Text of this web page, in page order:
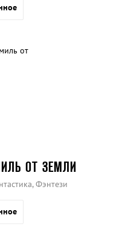
ОТ ЗЕМЛИ
Фэнтези